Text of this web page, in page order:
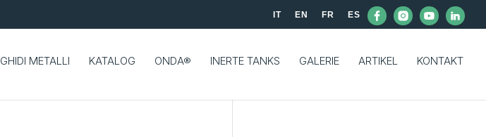
IT EN FR ES
GHIDI METALLI KATALOG ONDA® INERTE TANKS GALERIE ARTIKEL KONTAKT